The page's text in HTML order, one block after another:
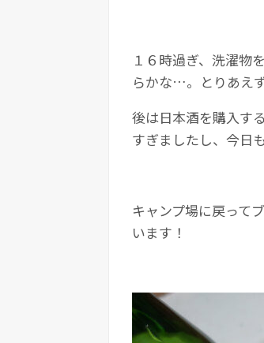
１６時過ぎ、洗濯物
らかな…。とりあえ
後は日本酒を購入す
すぎましたし、今日
キャンプ場に戻って
います！